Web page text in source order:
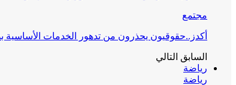
مجتمع
أكدز..حقوقيون يحذرون من تدهور الخدمات الأساسية
السابق التالي
رياضة
رياضة